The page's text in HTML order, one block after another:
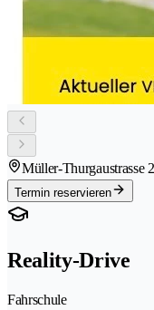
Müller-Thurgaustrasse
Termin reservieren
Reality-Drive
Fahrschule